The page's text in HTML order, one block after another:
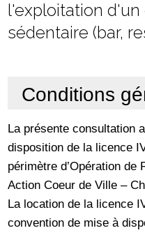
l'exploitation
sédentaire (bar,
Conditions
La présente consultation
disposition de la licence
périmètre d’Opération de
Action Coeur de Ville –
La location de la licence
convention de mise à